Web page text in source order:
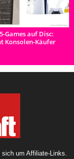
Games auf Disc:
Konsolen-Käufer
um Affiliate-Links.